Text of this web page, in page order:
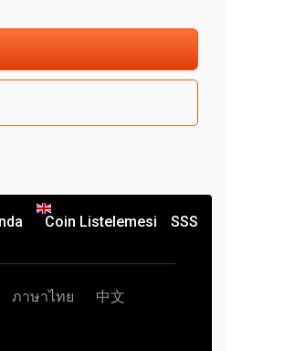
Coin Listelemesi SSS
ภาษาไทย
中文